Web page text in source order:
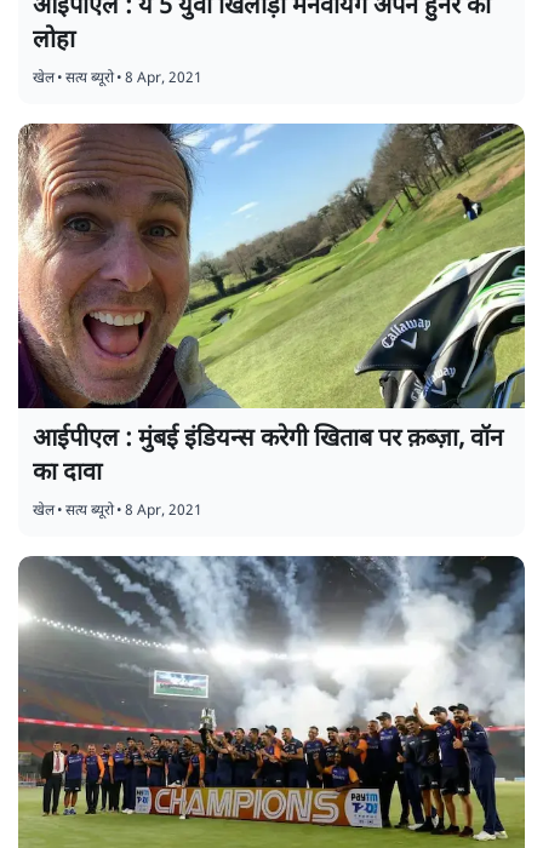
आईपीएल : ये 5 युवा खिलाड़ी मनवायेंगे अपने हुनर का
लोहा
खेल•सत्य ब्यूरो•8 Apr, 2021
आईपीएल : मुंबई इंडियन्स करेगी खिताब पर क़ब्ज़ा, वॉन
का दावा
खेल•सत्य ब्यूरो•8 Apr, 2021